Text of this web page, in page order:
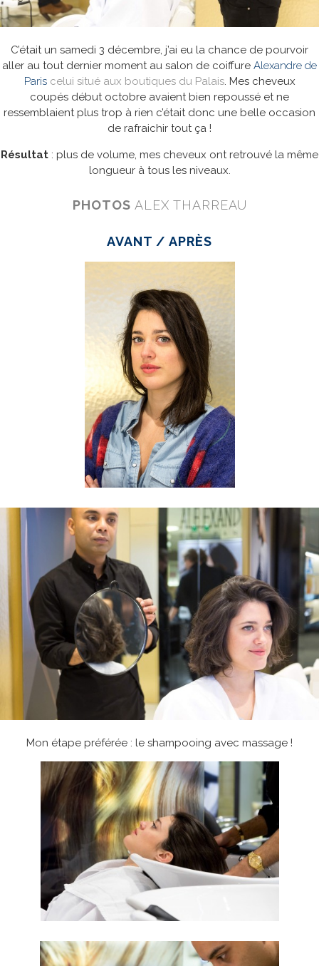
C’était un samedi 3 décembre, j’ai eu la chance de pourvoir
aller au tout dernier moment au salon de coiffure Alexandre de
Paris celui situé aux boutiques du Palais. Mes cheveux
coupés début octobre avaient bien repoussé et ne
ressemblaient plus trop à rien c’était donc une belle occasion
de rafraichir tout ça !
Résultat : plus de volume, mes cheveux ont retrouvé la même
longueur à tous les niveaux.
PHOTOS ALEX THARREAU
AVANT / APRÈS
Mon étape préférée : le shampooing avec massage !